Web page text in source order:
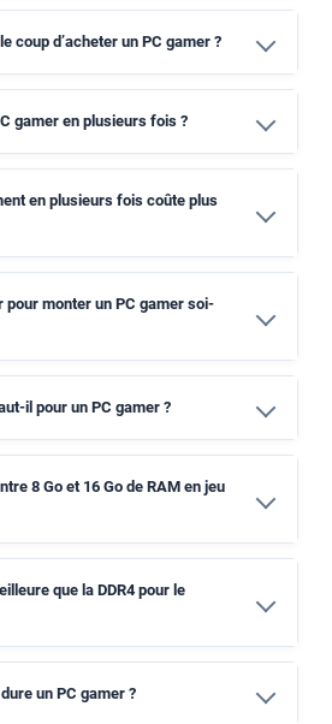
coup d’acheter un PC gamer ?
gamer en plusieurs fois ?
en plusieurs fois coûte plus
pour monter un PC gamer soi-
il pour un PC gamer ?
8 Go et 16 Go de RAM en jeu
que la DDR4 pour le
un PC gamer ?